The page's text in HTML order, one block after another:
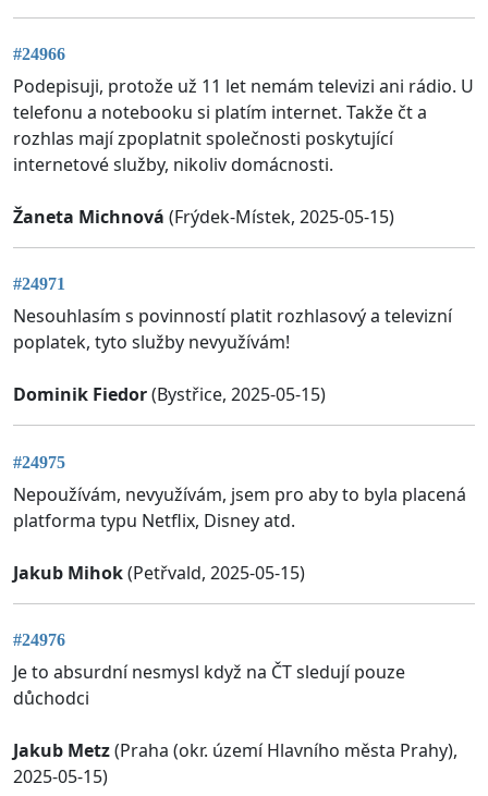
#24966
Podepisuji, protože už 11 let nemám televizi ani rádio. U
telefonu a notebooku si platím internet. Takže čt a
rozhlas mají zpoplatnit společnosti poskytující
internetové služby, nikoliv domácnosti.
Žaneta Michnová (Frýdek-Místek, 2025-05-15)
#24971
Nesouhlasím s povinností platit rozhlasový a televizní
poplatek, tyto služby nevyužívám!
Dominik Fiedor(Bystřice, 2025-05-15)
#24975
Nepoužívám, nevyužívám, jsem pro aby to byla placená
platforma typu Netflix, Disney atd.
Jakub Mihok(Petřvald, 2025-05-15)
#24976
Je to absurdní nesmysl když na ČT sledují pouze
důchodci
Jakub Metz(Praha (okr. území Hlavního města Prahy),
2025-05-15)